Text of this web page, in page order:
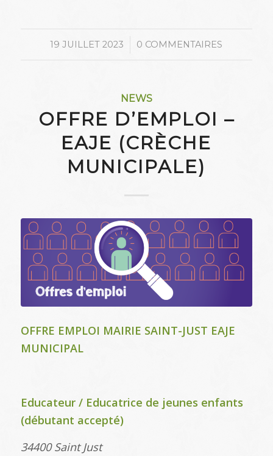
19 JUILLET 2023
/ 0 COMMENTAIRES
NEWS
OFFRE D’EMPLOI –
EAJE (CRÈCHE
MUNICIPALE)
OFFRE EMPLOI MAIRIE SAINT-JUST EAJE
MUNICIPAL
Educateur / Educatrice de jeunes enfants
(débutant accepté)
34400 Saint Just